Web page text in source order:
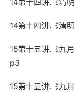
14第十四讲.《清
14第十四讲.《清
15第十五讲.《九
p3
15第十五讲.《九